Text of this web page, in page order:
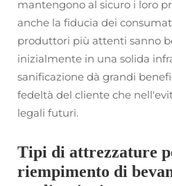
mantengono al sicuro i loro
anche la fiducia dei
produttori più attenti sanno
inizialmente in una solida
sanificazione dà grandi
fedeltà del cliente che
legali futuri.
Tipi di attrezzature
riempimento di